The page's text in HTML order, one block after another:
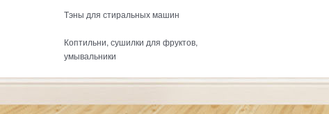
Тэны для стиральных машин
Коптильни, сушилки для фруктов,
умывальники